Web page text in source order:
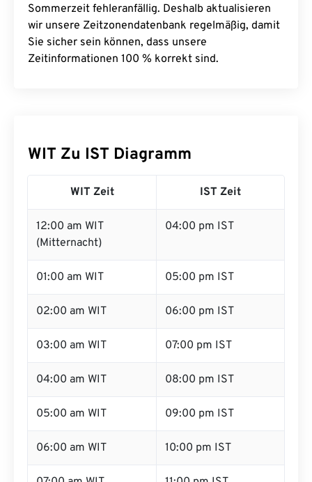
Sommerzeit fehleranfällig. Deshalb aktualisieren
wir unsere Zeitzonendatenbank regelmäßig, damit
Sie sicher sein können, dass unsere
Zeitinformationen 100 % korrekt sind.
WIT Zu IST Diagramm
WIT Zeit IST Zeit
12:00 am WIT
(Mitternacht)
04:00 pm IST
01:00 am WIT 05:00 pm IST
02:00 am WIT 06:00 pm IST
03:00 am WIT 07:00 pm IST
04:00 am WIT 08:00 pm IST
05:00 am WIT 09:00 pm IST
06:00 am WIT 10:00 pm IST